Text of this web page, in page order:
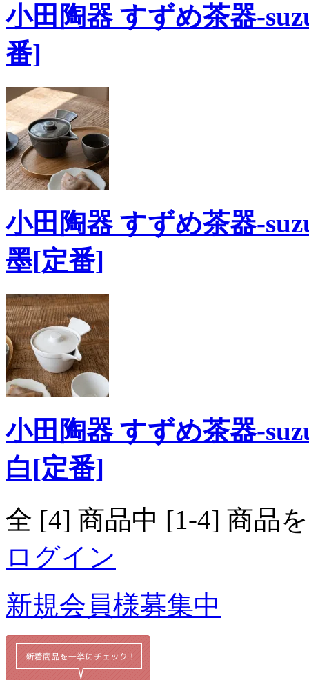
小田陶器 すずめ茶器-
番]
小田陶器 すずめ茶器-
墨[定番]
小田陶器 すずめ茶器-
白[定番]
全 [4] 商品中 [1-4] 商品
ログイン
新規会員様募集中